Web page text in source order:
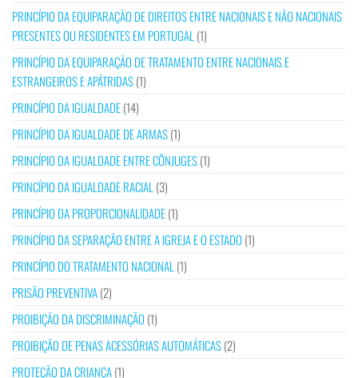
PRINCÍPIO DA EQUIPARAÇÃO DE DIREITOS ENTRE NACIONAIS E NÃO NACIONAIS
PRESENTES OU RESIDENTES EM PORTUGAL (1)
PRINCÍPIO DA EQUIPARAÇÃO DE TRATAMENTO ENTRE NACIONAIS E
ESTRANGEIROS E APÁTRIDAS(1)
PRINCÍPIO DA IGUALDADE(14)
PRINCÍPIO DA IGUALDADE DE ARMAS(1)
PRINCÍPIO DA IGUALDADE ENTRE CÔNJUGES(1)
PRINCÍPIO DA IGUALDADE RACIAL (3)
PRINCÍPIO DA PROPORCIONALIDADE(1)
PRINCÍPIO DA SEPARAÇÃO ENTRE A IGREJA E O ESTADO (1)
PRINCÍPIO DO TRATAMENTO NACIONAL (1)
PRISÃO PREVENTIVA(2)
PROIBIÇÃO DA DISCRIMINAÇÃO (1)
PROIBIÇÃO DE PENAS ACESSÓRIAS AUTOMÁTICAS(2)
PROTEÇÃO DA CRIANÇA(1)